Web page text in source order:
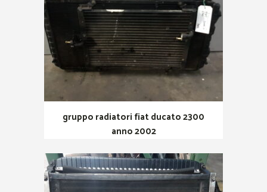
gruppo radiatori fiat ducato 2300
anno 2002